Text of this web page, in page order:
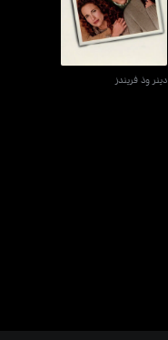
دينر وذ فريندز